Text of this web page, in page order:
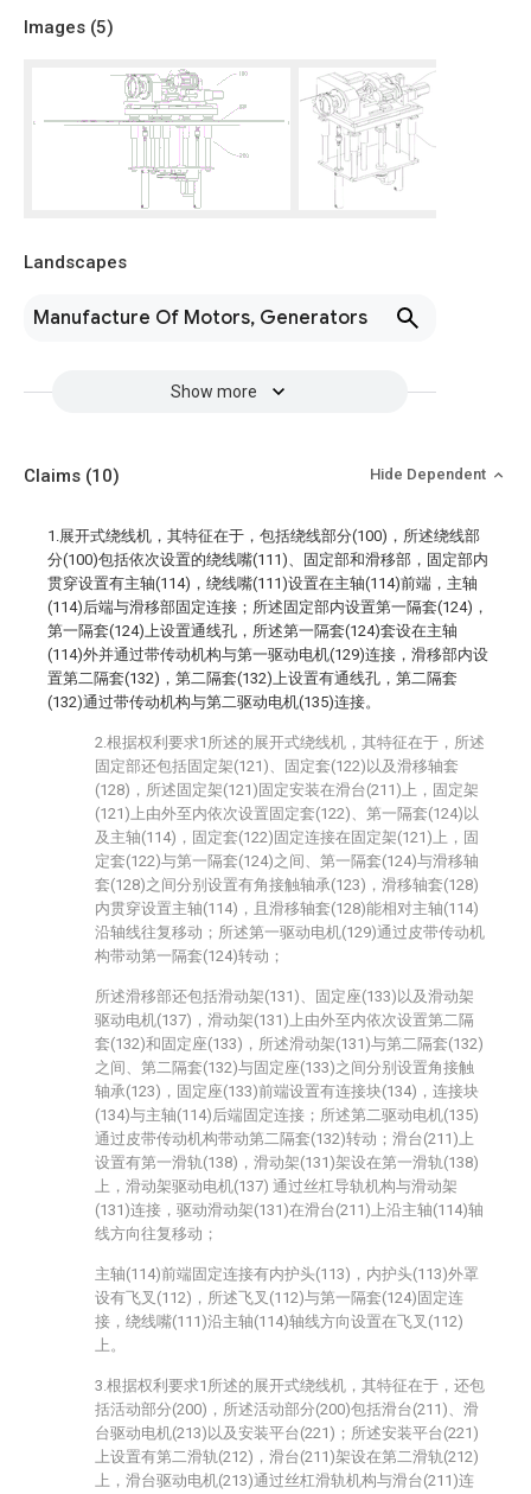
Images (5)
Landscapes
Manufacture Of Motors, Generators
Show more
Claims (10) Hide Dependent
1.展开式绕线机，其特征在于，包括绕线部分(100)，所述绕线部
分(100)包括依次设置的绕线嘴(111)、固定部和滑移部，固定部内
贯穿设置有主轴(114)，绕线嘴(111)设置在主轴(114)前端，主轴
(114)后端与滑移部固定连接；所述固定部内设置第一隔套(124)，
第一隔套(124)上设置通线孔，所述第一隔套(124)套设在主轴
(114)外并通过带传动机构与第一驱动电机(129)连接，滑移部内设
置第二隔套(132)，第二隔套(132)上设置有通线孔，第二隔套
(132)通过带传动机构与第二驱动电机(135)连接。
2.根据权利要求1所述的展开式绕线机，其特征在于，所述
固定部还包括固定架(121)、固定套(122)以及滑移轴套
(128)，所述固定架(121)固定安装在滑台(211)上，固定架
(121)上由外至内依次设置固定套(122)、第一隔套(124)以
及主轴(114)，固定套(122)固定连接在固定架(121)上，固
定套(122)与第一隔套(124)之间、第一隔套(124)与滑移轴
套(128)之间分别设置有角接触轴承(123)，滑移轴套(128)
内贯穿设置主轴(114)，且滑移轴套(128)能相对主轴(114)
沿轴线往复移动；所述第一驱动电机(129)通过皮带传动机
构带动第一隔套(124)转动；
所述滑移部还包括滑动架(131)、固定座(133)以及滑动架
驱动电机(137)，滑动架(131)上由外至内依次设置第二隔
套(132)和固定座(133)，所述滑动架(131)与第二隔套(132)
之间、第二隔套(132)与固定座(133)之间分别设置角接触
轴承(123)，固定座(133)前端设置有连接块(134)，连接块
(134)与主轴(114)后端固定连接；所述第二驱动电机(135)
通过皮带传动机构带动第二隔套(132)转动；滑台(211)上
设置有第一滑轨(138)，滑动架(131)架设在第一滑轨(138)
上，滑动架驱动电机(137) 通过丝杠导轨机构与滑动架
(131)连接，驱动滑动架(131)在滑台(211)上沿主轴(114)轴
线方向往复移动；
主轴(114)前端固定连接有内护头(113)，内护头(113)外罩
设有飞叉(112)，所述飞叉(112)与第一隔套(124)固定连
接，绕线嘴(111)沿主轴(114)轴线方向设置在飞叉(112)
上。
3.根据权利要求1所述的展开式绕线机，其特征在于，还包
括活动部分(200)，所述活动部分(200)包括滑台(211)、滑
台驱动电机(213)以及安装平台(221)；所述安装平台(221)
上设置有第二滑轨(212)，滑台(211)架设在第二滑轨(212)
上，滑台驱动电机(213)通过丝杠滑轨机构与滑台(211)连